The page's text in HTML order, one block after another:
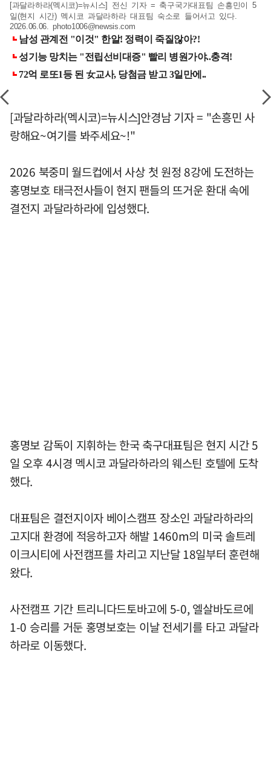
[과달라하라(멕시코)=뉴시스] 전신 기자 = 축구국가대표팀 손흥민이 5
일(현지 시간) 멕시코 과달라하라 대표팀 숙소로 들어서고 있다.
2026.06.06.photo1006@newsis.com
[과달라하라(멕시코)=뉴시스]안경남 기자 = "손흥민 사
랑해요~여기를 봐주세요~!"
2026 북중미 월드컵에서 사상 첫 원정 8강에 도전하는
홍명보호 태극전사들이 현지 팬들의 뜨거운 환대 속에
결전지 과달라하라에 입성했다.
홍명보 감독이 지휘하는 한국 축구대표팀은 현지 시간 5
일 오후 4시경 멕시코 과달라하라의 웨스틴 호텔에 도착
했다.
대표팀은 결전지이자 베이스캠프 장소인 과달라하라의
고지대 환경에 적응하고자 해발 1460m의 미국 솔트레
이크시티에 사전캠프를 차리고 지난달 18일부터 훈련해
왔다.
사전캠프 기간 트리니다드토바고에 5-0, 엘살바도르에
1-0 승리를 거둔 홍명보호는 이날 전세기를 타고 과달라
하라로 이동했다.